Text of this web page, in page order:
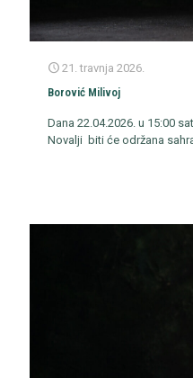
21. travnja 2026.
Borović Milivoj
Dana 22.04.2026. u 15:00
Novalji biti će održana